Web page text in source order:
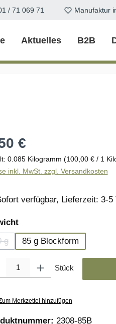
/ 71 069 71 Manufaktur
Aktuelles B2B
Preis:
€
0.085 Kilogramm (100,00 € / 1
inkl. MwSt. zzgl. Versandkosten
verfügbar, Lieferzeit: 3-5
auswählen
g
(Diese Option ist zurzeit nicht
85 g Blockform
Stück
Merkzettel hinzufügen
2308-85B